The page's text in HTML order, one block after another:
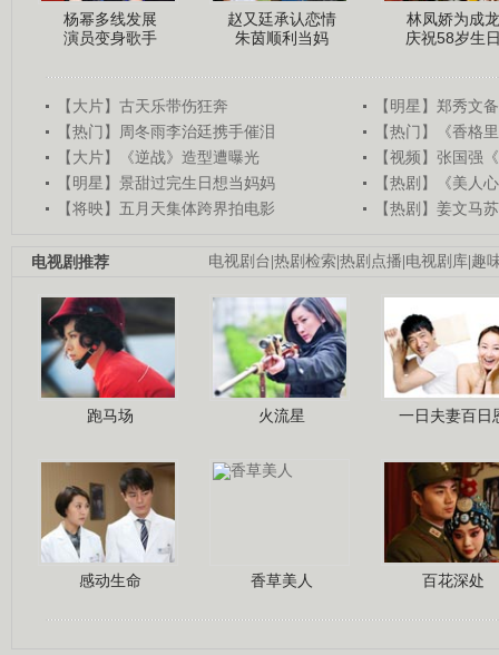
杨幂多线发展
演员变身歌手
赵又廷承认恋情
朱茵顺利当妈
林凤娇为成龙
庆祝58岁生
【大片】古天乐带伤狂奔
【明星】郑秀文
【热门】周冬雨李治廷携手催泪
【热门】《香格
【大片】《逆战》造型遭曝光
【视频】张国强
【明星】景甜过完生日想当妈妈
【热剧】《美人
【将映】五月天集体跨界拍电影
【热剧】姜文马
电视剧台|热剧检索|热剧点播|电视剧库|趣
电视剧推荐
跑马场 火流星 一日夫妻百日
感动生命 香草美人 百花深处